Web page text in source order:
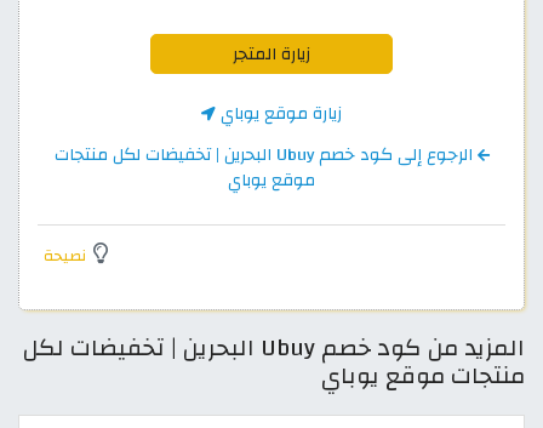
زيارة المتجر
زيارة موقع يوباي
الرجوع إلى كود خصم Ubuy البحرين | تخفيضات لكل منتجات
موقع يوباي
نصيحة
المزيد من كود خصم Ubuy البحرين | تخفيضات لكل
منتجات موقع يوباي